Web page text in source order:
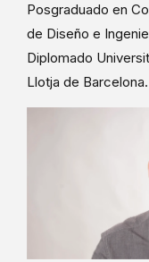
Posgraduado en
de Diseño e
Diplomado
Llotja de Barcelona.